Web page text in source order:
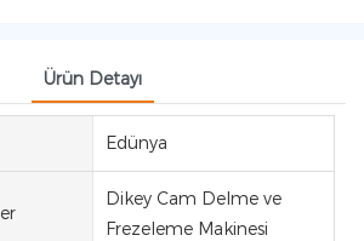
Ürün Detayı
Edünya
Dikey Cam Delme ve
Frezeleme Makinesi